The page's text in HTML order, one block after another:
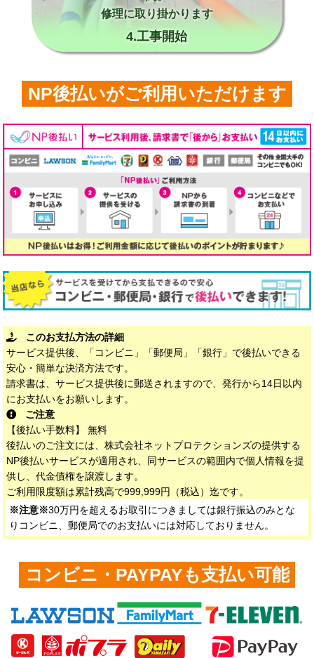
修理に取り掛かります
4.工事開始
NP後払いがご利用いただけます
このお支払方法の詳細
サービス提供後、「コンビニ」「郵便局」「銀行」で後払いできる
安心・簡単な決済方法です。
請求書は、サービス提供後に郵送されますので、発行から14日以内
にお支払いをお願いします。
ご注意
【後払い手数料】 無料
後払いのご注文には、株式会社ネットプロテクションズの提供する
NP後払いサービスが適用され、同サービスの範囲内で個人情報を提
供し、代金債権を譲渡します。
ご利用限度額は累計残高で999,999円（税込）迄です。
※注意※30万円を超えるお取引につきましては銀行振込のみとな
りコンビニ、郵便局でのお支払いには対応しておりません。
コンビニ・PAYPAYも支払い可能